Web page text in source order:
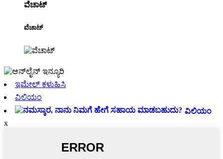
ವೆಚಾಟ್
ವೆಚಾಟ್
ಇಮೇಲ್ ಕಳುಹಿಸಿ
ವಿಲಿಯಂ
ವಿಲಿಯಂ
x